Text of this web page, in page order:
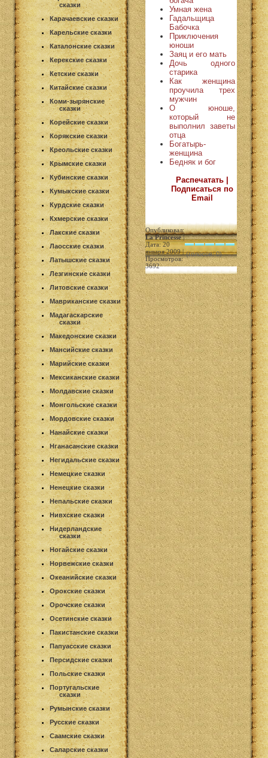
сказки
Карачаевские сказки
Карельские сказки
Каталонские сказки
Керекские сказки
Кетские сказки
Китайские сказки
Коми-зырянские
сказки
Корейские сказки
Корякские сказки
Креольские сказки
Крымские сказки
Кубинские сказки
Кумыкские сказки
Курдские сказки
Кхмерские сказки
Лакские сказки
Лаосские сказки
Латышские сказки
Лезгинские сказки
Литовские сказки
Мавриканские сказки
Мадагаскарские
сказки
Македонские сказки
Мансийские сказки
Марийские сказки
Мексиканские сказки
Молдавские сказки
Монгольские сказки
Мордовские сказки
Нанайские сказки
Нганасанские сказки
Негидальские сказки
Немецкие сказки
Ненецкие сказки
Непальские сказки
Нивхские сказки
Нидерландские
сказки
Ногайские сказки
Норвежские сказки
Океанийские сказки
Орокские сказки
Орочские сказки
Осетинские сказки
Пакистанские сказки
Папуасские сказки
Персидские сказки
Польские сказки
Португальские
сказки
Румынские сказки
Русские сказки
Саамские сказки
Саларские сказки
Умная жена
Гадальщица
Бабочка
Приключения
юноши
Заяц и его мать
Дочь одного
старика
Как женщина
проучила трех
мужчин
О юноше,
который не
выполнил заветы
отца
Богатырь-
женщина
Бедняк и бог
Распечатать |
Подписаться по
Email
Опубликовал:
La Princesse|
Дата: 20
января 2009 |
Просмотров:
3692
(голосов: 0)